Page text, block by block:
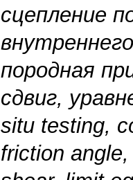
сцепление
породная
сдвиг,
situ testing,
friction